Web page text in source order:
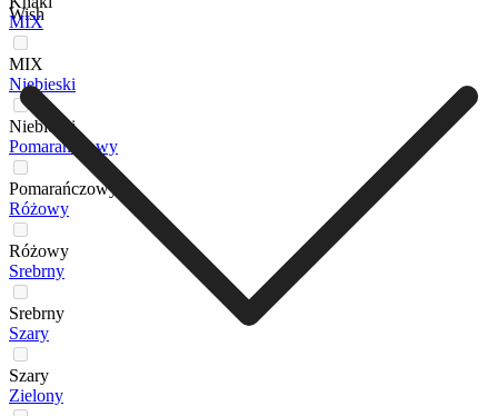
Wish
MIX
MIX
Niebieski
Niebieski
Pomarańczowy
Pomarańczowy
Różowy
Różowy
Srebrny
Srebrny
Szary
Szary
Zielony